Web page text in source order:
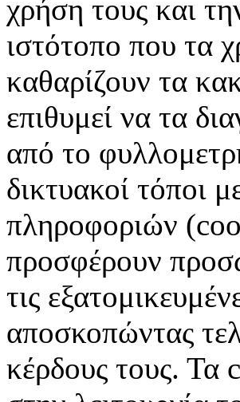
χρήση τους και
ιστότοπο που τα
καθαρίζουν τα
επιθυμεί να τα
από το
δικτυακοί τόποι
πληροφοριών
προσφέρουν
τις
αποσκοπώντας
κέρδους τους. Τα